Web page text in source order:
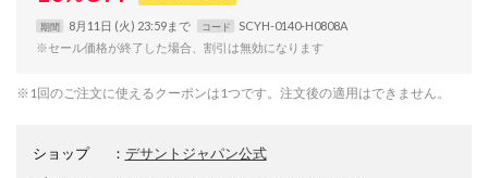
期間 8月11日 (火) 23:59まで コード
SCYH-0140-H0808A
※セール価格が終了した場合、割引は無効になります
※1回のご注文に使えるクーポンは1つです。注文後の適用はできません。
ショップ ： デサントジャパン公式